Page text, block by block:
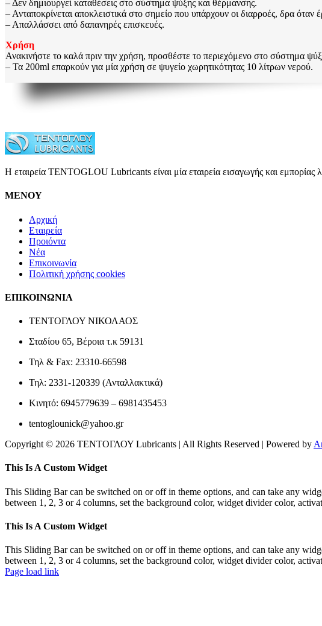
– Δεν δημιουργεί καταθέσεις στο σύστημα ψύξης και θέρμανσης.
– Ανταποκρίνεται αποκλειστικά στο σημείο που υπάρχουν οι διαρροές, δρα όταν
– Απαλλάσσει από δαπανηρές επισκευές.
Χρήση
Ανακινήστε το καλά πριν την χρήση, προσθέστε το περιεχόμενο στο σύστημα
– Τα 200ml επαρκούν για μία χρήση σε ψυγείο χωρητικότητας 10 λίτρων νερού.
Η εταιρεία TENTOGLOU Lubricants είναι μία εταιρεία εισαγωγής και
ΜΕΝΟΥ
Αρχική
Εταιρεία
Προιόντα
Νέα
Επικοινωνία
Πολιτική χρήσης cookies
ΕΠΙΚΟΙΝΩΝΙΑ
ΤΕΝΤΟΓΛΟΥ ΝΙΚΟΛΑΟΣ
Σταδίου 65, Βέροια τ.κ 59131
Τηλ & Fax: 23310-66598
Τηλ: 2331-120339 (Ανταλλακτικά)
Κινητό: 6945779639 – 6981435453
tentoglounick@yahoo.gr
Copyright © 2026 ΤΕΝΤΟΓΛΟΥ Lubricants | All Rights Reserved | Powered by
Toggle
Bar
Area
This Is A Custom Widget
This Sliding Bar can be switched on or off in theme options, and can take any
between 1, 2, 3 or 4 columns, set the background color, widget divider color,
This Is A Custom Widget
This Sliding Bar can be switched on or off in theme options, and can take any
between 1, 2, 3 or 4 columns, set the background color, widget divider color,
Page load link